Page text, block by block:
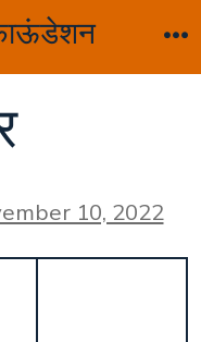
10, 2022